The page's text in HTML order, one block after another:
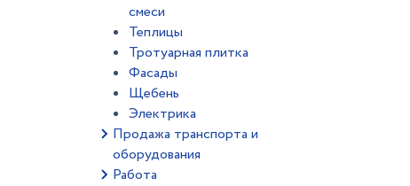
смеси
Теплицы
Тротуарная плитка
Фасады
Щебень
Электрика
Продажа транспорта и
оборудования
Работа